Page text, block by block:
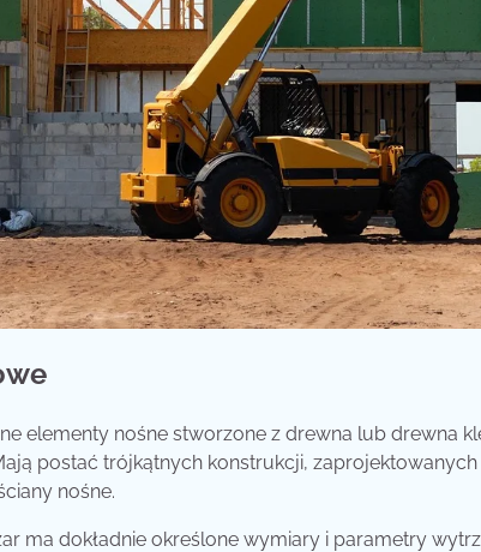
elementy nośne stworzone z drewna lub drewna
postać trójkątnych konstrukcji,
nośne.
ma dokładnie określone wymiary i parametry